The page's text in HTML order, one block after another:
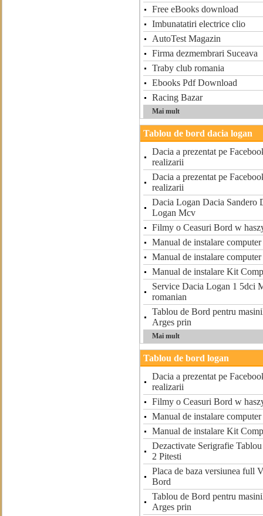
Free eBooks download
Imbunatatiri electrice clio
AutoTest Magazin
Firma dezmembrari Suceava
Traby club romania
Ebooks Pdf Download
Racing Bazar
Mai mult
Tablou de bord dacia logan
Dacia a prezentat pe
realizarii
Dacia a prezentat pe
realizarii
Dacia Logan Dacia Sandero
Logan Mcv
Filmy o Ceasuri Bord w
Manual de instalare
Manual de instalare
Manual de instalare Kit
Service Dacia Logan 1 5dci
romanian
Tablou de Bord pentru
Arges prin
Mai mult
Tablou de bord logan
Dacia a prezentat pe
realizarii
Filmy o Ceasuri Bord w
Manual de instalare
Manual de instalare Kit
Dezactivate Serigrafie
2 Pitesti
Placa de baza versiunea full
Bord
Tablou de Bord pentru
Arges prin